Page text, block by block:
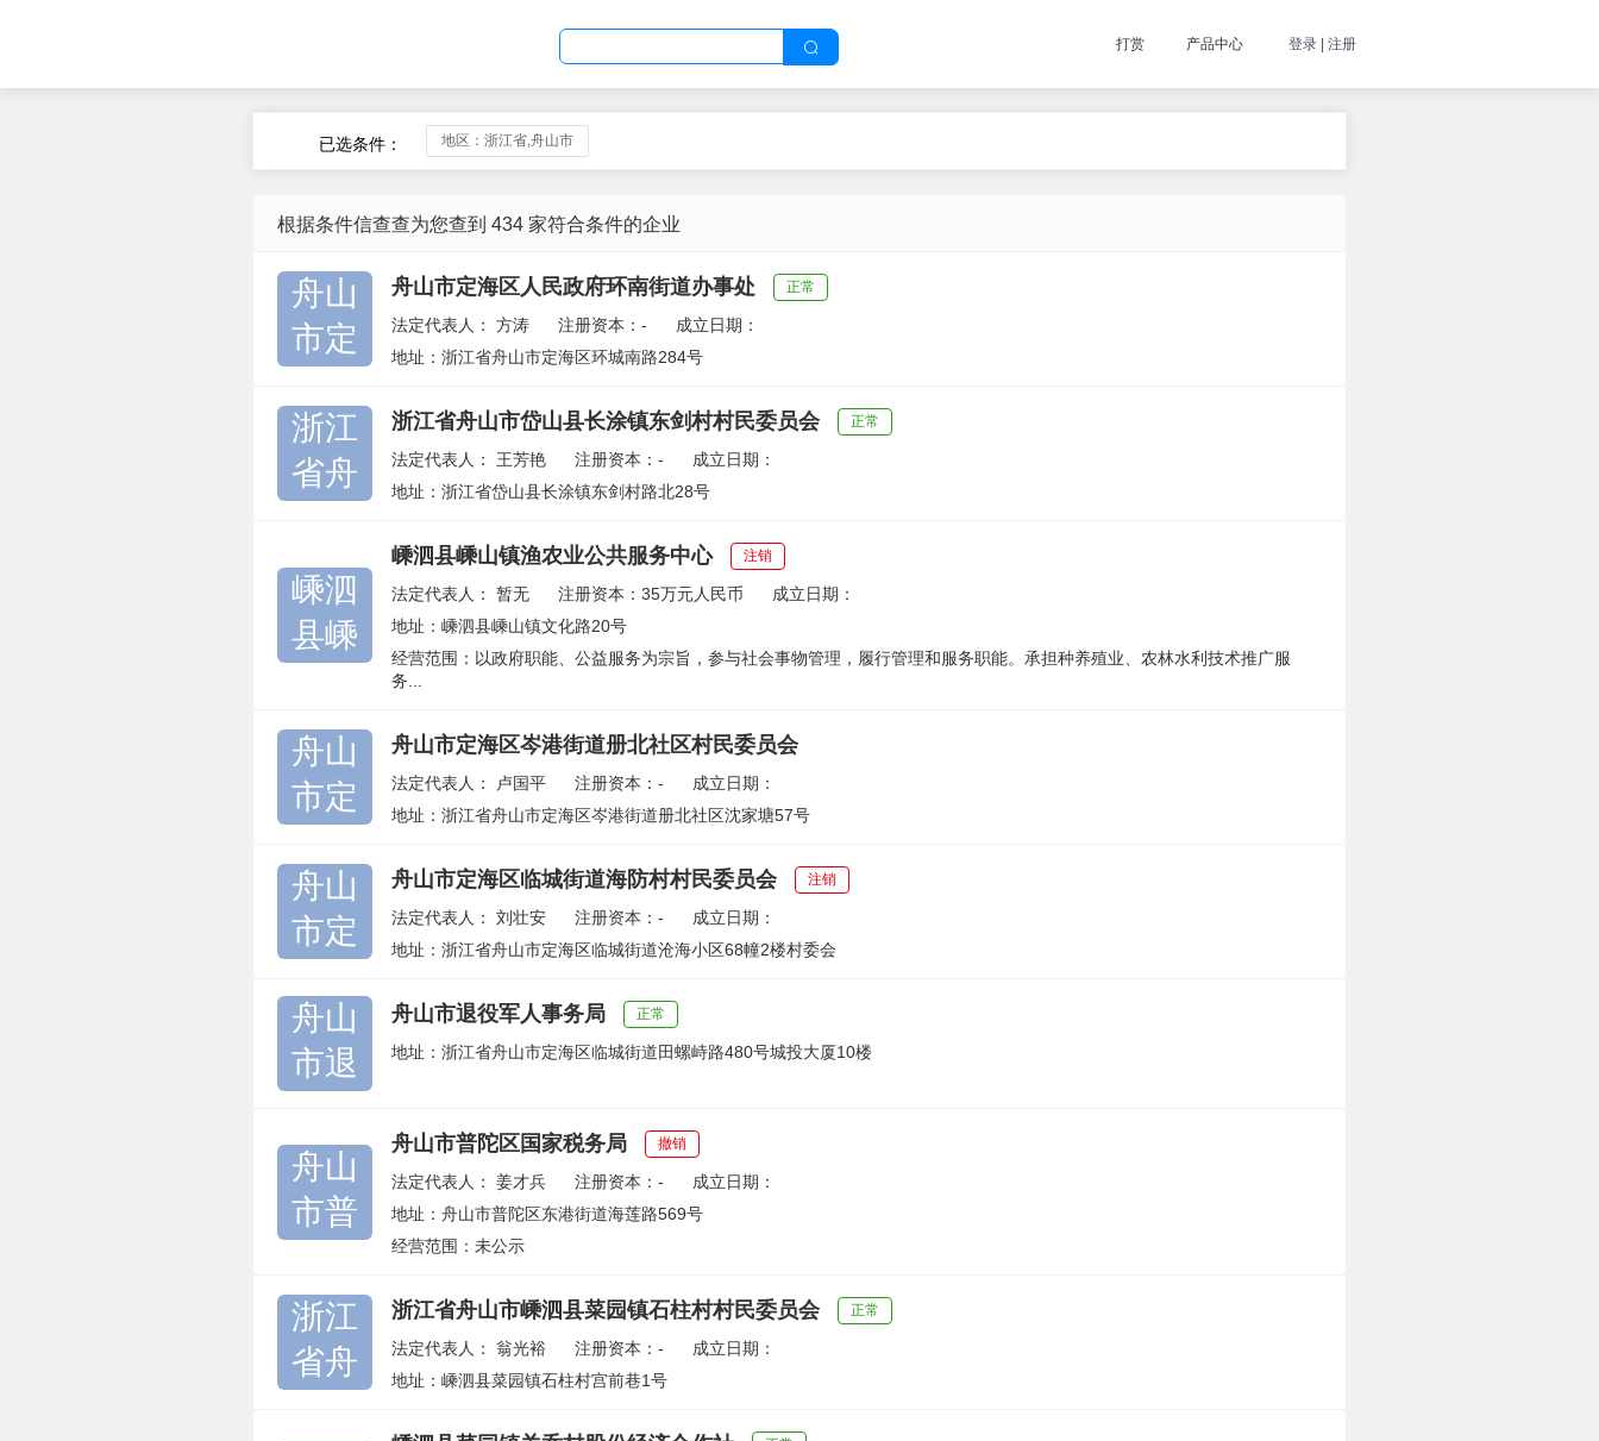
打赏 产品中心 登录 | 注册
已选条件： 地区：浙江省,舟山市
根据条件信查查为您查到 434 家符合条件的企业
舟山
市定
舟山市定海区人民政府环南街道办事处 正常
法定代表人：方涛 注册资本：-
成立日期：
地址：浙江省舟山市定海区环城南路284号
浙江
省舟
浙江省舟山市岱山县长涂镇东剑村村民委员会 正常
法定代表人： 王芳艳 注册资本：-
成立日期：
地址：浙江省岱山县长涂镇东剑村路北28号
嵊泗
县嵊
嵊泗县嵊山镇渔农业公共服务中心 注销
法定代表人：暂无 注册资本：35万元人民币
成立日期：
地址：嵊泗县嵊山镇文化路20号
经营范围：以政府职能、公益服务为宗旨，参与社会事物管理，履行管理和服务职能。承担种养殖业、农林水利技术推广服
务...
舟山
市定
舟山市定海区岑港街道册北社区村民委员会
法定代表人： 卢国平 注册资本：-
成立日期：
地址：浙江省舟山市定海区岑港街道册北社区沈家塘57号
舟山
市定
舟山市定海区临城街道海防村村民委员会 注销
法定代表人：刘壮安 注册资本：-
成立日期：
地址：浙江省舟山市定海区临城街道沧海小区68幢2楼村委会
舟山
市退
舟山市退役军人事务局 正常
地址：浙江省舟山市定海区临城街道田螺峙路480号城投大厦10楼
舟山
市普
舟山市普陀区国家税务局 撤销
法定代表人：姜才兵 注册资本：-
成立日期：
地址：舟山市普陀区东港街道海莲路569号
经营范围：未公示
浙江
省舟
浙江省舟山市嵊泗县菜园镇石柱村村民委员会 正常
法定代表人：翁光裕 注册资本：-
成立日期：
地址：嵊泗县菜园镇石柱村宫前巷1号